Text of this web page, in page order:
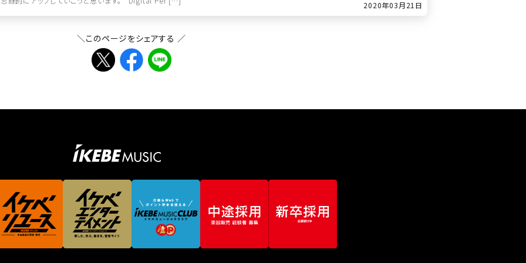
2020年03月21日
＼このページをシェアする ／